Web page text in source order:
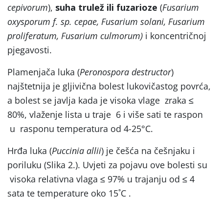
cepivorum), suha trulež ili fuzarioze (Fusarium
oxysporum f. sp. cepae, Fusarium solani, Fusarium
proliferatum, Fusarium culmorum) i koncentričnoj
pjegavosti.
Plamenjača luka (Peronospora destructor)
najštetnija je gljivična bolest lukovičastog povrća,
a bolest se javlja kada je visoka vlage zraka ≤
80%, vlaženje lista u traje 6 i više sati te raspon
u rasponu temperatura od 4-25°C.
Hrđa luka (Puccinia allii) je češća na češnjaku i
poriluku (Slika 2.). Uvjeti za pojavu ove bolesti su
visoka relativna vlaga ≤ 97% u trajanju od ≤ 4
sata te temperature oko 15˚C .